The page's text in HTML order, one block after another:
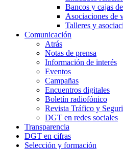
Bancos y cajas
Asociaciones de
Talleres y
Comunicación
Atrás
Notas de prensa
Información de interés
Eventos
Campañas
Encuentros digitales
Boletín radiofónico
Revista Tráfico y
DGT en redes sociales
Transparencia
DGT en cifras
Selección y formación